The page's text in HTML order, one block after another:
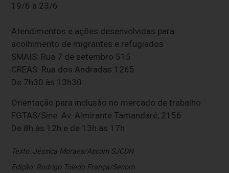
19/6 a 23/6
Atendimentos e ações desenvolvidas para
acolhimento de migrantes e refugiados
SMAIS: Rua 7 de setembro 515
CREAS: Rua dos Andradas 1265
De 7h30 às 13h30
Orientação para inclusão no mercado de trabalho
FGTAS/Sine: Av. Almirante Tamandaré, 2156
De 8h às 12h e de 13h às 17h
Texto: Jéssica Moraes/Ascom SJCDH
Edição: Rodrigo Toledo França/Secom